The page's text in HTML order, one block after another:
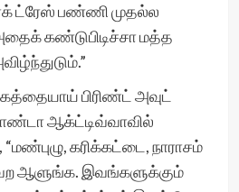
ட்ரேஸ் பண்ணி முதல்ல
கண்டுபிடிச்சா மத்த
பிரிண்ட் அவுட்
ஆக்ட்டிவ்வாவில்
கரிக்கட்டை, நாராசம்
ஆளுங்க. இவங்களுக்கும்